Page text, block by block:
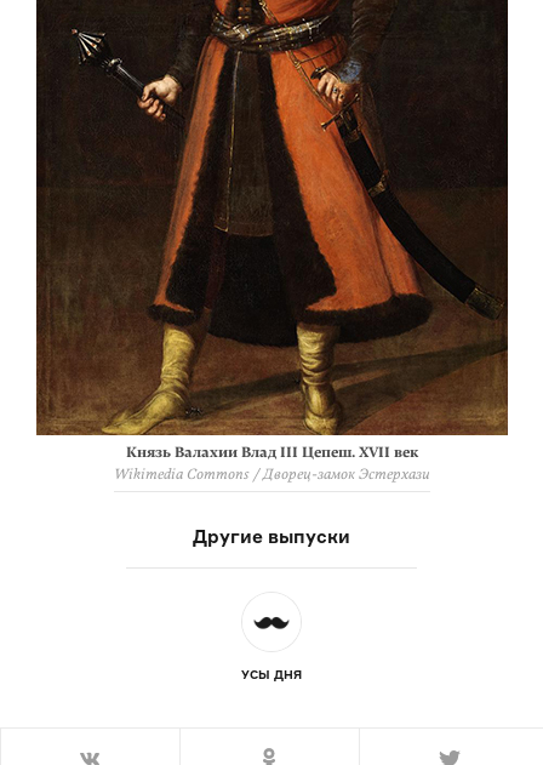
Князь Валахии Влад III Цепеш. XVII век
Wikimedia Commons / Дворец-замок Эстерхази
Другие выпуски
УСЫ ДНЯ